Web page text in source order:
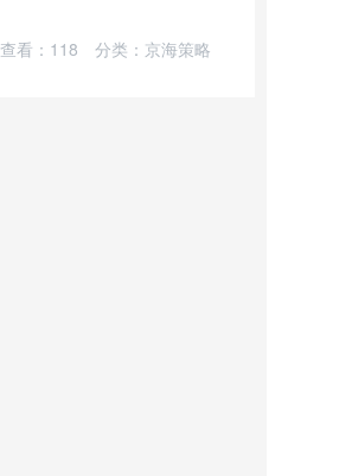
查看： 118 分类： 京海策略